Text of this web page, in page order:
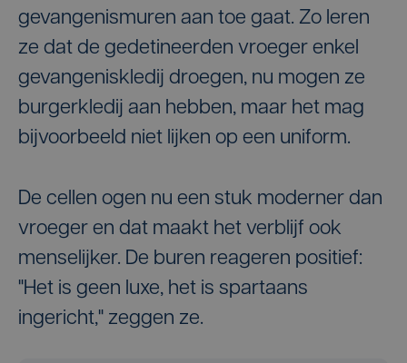
gevangenismuren aan toe gaat. Zo leren
ze dat de gedetineerden vroeger enkel
gevangeniskledij droegen, nu mogen ze
burgerkledij aan hebben, maar het mag
bijvoorbeeld niet lijken op een uniform.
De cellen ogen nu een stuk moderner dan
vroeger en dat maakt het verblijf ook
menselijker. De buren reageren positief:
"Het is geen luxe, het is spartaans
ingericht," zeggen ze.